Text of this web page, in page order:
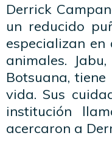
Derrick
un reducido
especializan
animales.
Botsuana,
vida. Sus
institución
acercaron a